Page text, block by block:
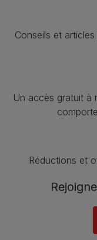
Conseils et
Un accès gratuit à
Réductions et